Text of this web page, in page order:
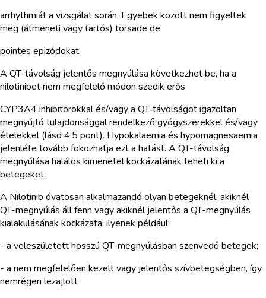
arrhythmiát a vizsgálat során. Egyebek között nem figyeltek
meg (átmeneti vagy tartós) torsade de
pointes epizódokat.
A QT-távolság jelentős megnyúlása következhet be, ha a
nilotinibet nem megfelelő módon szedik erős
CYP3A4 inhibitorokkal és/vagy a QT‑távolságot igazoltan
megnyújtó tulajdonsággal rendelkező gyógyszerekkel és/vagy
ételekkel (lásd 4.5 pont). Hypokalaemia és hypomagnesaemia
jelenléte tovább fokozhatja ezt a hatást. A QT-távolság
megnyúlása halálos kimenetel kockázatának teheti ki a
betegeket.
A Nilotinib óvatosan alkalmazandó olyan betegeknél, akiknél
QT-megnyúlás áll fenn vagy akiknél jelentős a QT-megnyúlás
kialakulásának kockázata, ilyenek például:
- a veleszületett hosszú QT-megnyúlásban szenvedő betegek;
- a nem megfelelően kezelt vagy jelentős szívbetegségben, így
nemrégen lezajlott